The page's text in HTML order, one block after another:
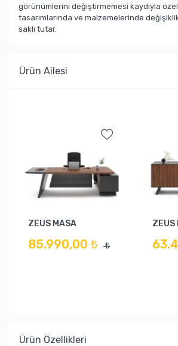
görünümlerini değiştirmemesi kaydıyla
tasarımlarında ve malzemelerinde
saklı tutar.
Ürün Ailesi
ZEUS MASA
85.990,00 ₺ ₺
ZEUS
Ürün Özellikleri